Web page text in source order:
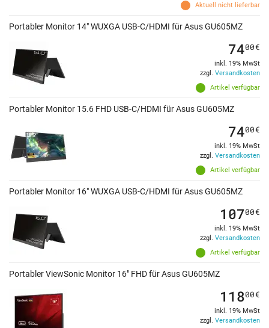
Aktuell nicht lieferbar
Portabler Monitor 14" WUXGA USB-C/HDMI für Asus GU605MZ
Artikel verfügbar
7400€
inkl. 19% MwSt
zzgl. Versandkosten
Portabler Monitor 15.6 FHD USB-C/HDMI für Asus GU605MZ
Artikel verfügbar
7400€
inkl. 19% MwSt
zzgl. Versandkosten
Portabler Monitor 16" WUXGA USB-C/HDMI für Asus GU605MZ
Artikel verfügbar
10700€
inkl. 19% MwSt
zzgl. Versandkosten
Portabler ViewSonic Monitor 16" FHD für Asus GU605MZ
11800€
inkl. 19% MwSt
zzgl. Versandkosten